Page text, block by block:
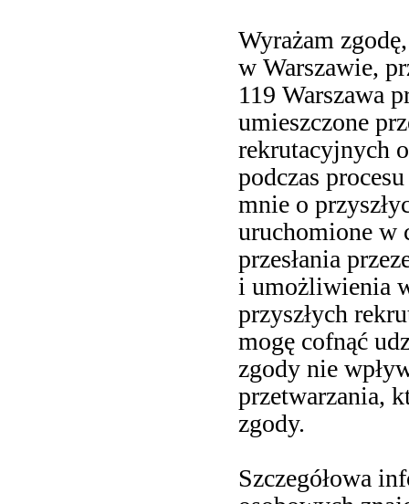
Wyrażam
w Warszawie,
119 Warszawa
umieszczone
rekrutacyjnych
podczas
mnie o
uruchomione w
przesłania
i umożliwienia
przyszłych
mogę cofnąć
zgody nie
przetwarzania,
zgody.
Szczegółowa